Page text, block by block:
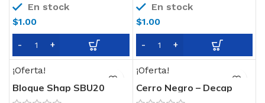
En stock
$1.00
En stock
$1.00
¡Oferta!
Bloque Shap SBU20
19x19x39
¡Oferta!
Cerro Negro – Decap
Rectificado 21X120